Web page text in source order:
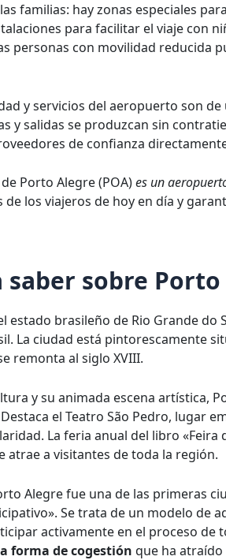
familias: hay zonas especiales
para facilitar el viaje con
personas con movilidad reducida
y servicios del aeropuerto son
y salidas se produzcan sin
de confianza
Porto Alegre (POA)es un
los viajeros de hoy en día y
saber sobre
estado brasileño de Rio Grande do
La ciudad está pintorescamente
remonta al siglo XVIII.
y su animada escena artística,
el Teatro São Pedro, lugar
La feria anual del libro «Feira
a visitantes de toda la región.
Alegre fue una de las primeras
Se trata de un modelo de
activamente en el proceso de
forma de cogestión que ha